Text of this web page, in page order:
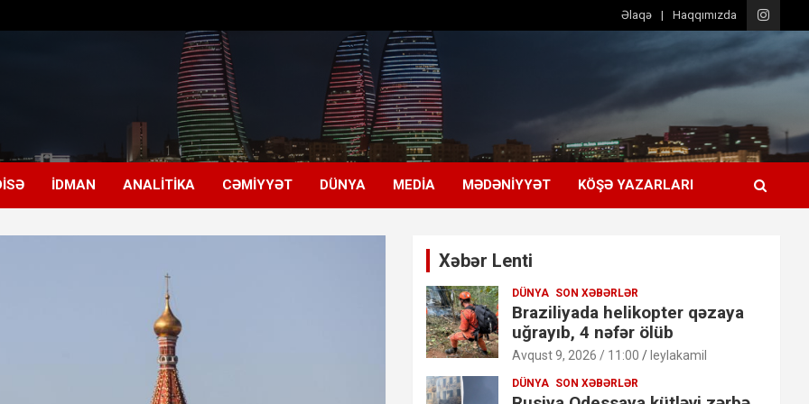
Əlaqə Haqqımızda
İDMAN ANALITIKA CƏMIYYƏT DÜNYA MEDIA MƏDƏNIYYƏT KÖŞƏ YAZARLARI
Xəbər Lenti
DÜNYA SON XƏBƏRLƏR
Braziliyada helikopter qəzaya
uğrayıb, 4 nəfər ölüb
Avqust 9, 2026 / 11:00 leylakamil
DÜNYA SON XƏBƏRLƏR